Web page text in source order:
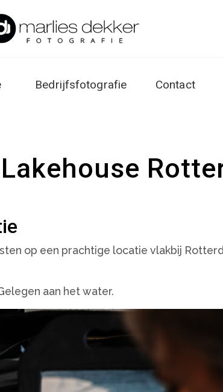
Bedrijfsfotografie Contact
op een prachtige locatie vlakbij
aan het water.